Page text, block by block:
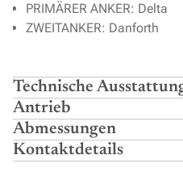
PRIMÄRER ANKER: Delta
ZWEITANKER: Danforth
Technische
Antrieb
Abmessungen
Kontaktdetails